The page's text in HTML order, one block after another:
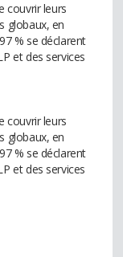
couvrir leurs
globaux, en
% se déclarent
et des services
couvrir leurs
globaux, en
% se déclarent
et des services